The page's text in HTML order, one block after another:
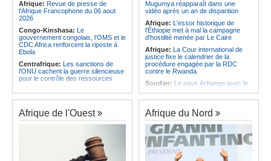
des investissements
Afrique: Revue de presse de
l'Afrique Francophone du 06 aout
2026
Congo-Kinshasa: Le
gouvernement congolais, l'OMS et le
CDC Africa renforcent la riposte à
Ebola
Centrafrique: Les sanctions de
l'ONU cachent la guerre silencieuse
pour le contrôle des ressources
Afrique:La Cour international de
justice fixe le calendrier de la
Visite du Président de la
République et de la Première Dame
Mugumya réapparaît dans une
vidéo après un an de disparition
Afrique: L'essor historique de
l'Éthiopie met à mal la campagne
d'hostilité menée par Le Caire
Afrique: La Cour international de
justice fixe le calendrier de la
procédure engagée par la RDC
contre le Rwanda
Soudan: Le pays échange avec le
Afrique:L'Éthiopie accueillera la
76e session du Comité régional de
l'OMS pour le continent
Kenya:Une nouvelle récolte
d'espoir - Le coton Bt relance la
filière cotonnière à Lamu
Afrique de l'Ouest Afrique du Nord